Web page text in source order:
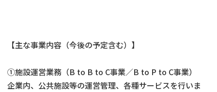
【主な事業内容（今後の予定含む）】
①施設運営業務（B to B to C事業／B to P to C事業）
企業内、公共施設等の運営管理、各種サービスを行いま